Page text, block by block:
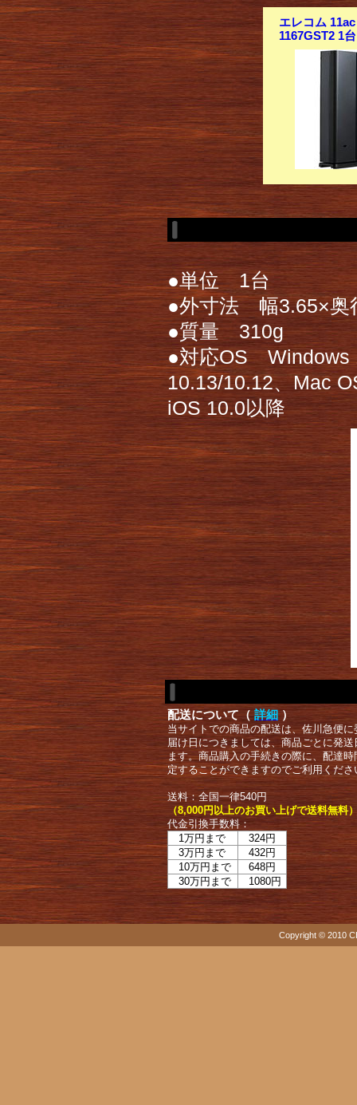
エレコム
1167GST2 1台
●単位 1台
●外寸法 幅3.65×奥
●質量 310g
●対応OS Windows
10.13/10.12、Mac
iOS 10.0以降
配送について（ 詳細 ）
当サイトでの商品の配送は、佐川急便
届け日につきましては、商品ごとに発
ます。商品購入の手続きの際に、配達
定することができますのでご利用くださ
送料：全国一律540円
（8,000円以上のお買い上げで送料無料
代金引換手数料：
1万円まで
324円
3万円まで
432円
10万円まで
648円
30万円まで
1080円
Copyright © 2010